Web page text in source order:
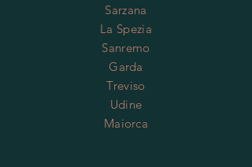
Sarzana
La Spezia
Sanremo
Garda
Treviso
Udine
Maiorca